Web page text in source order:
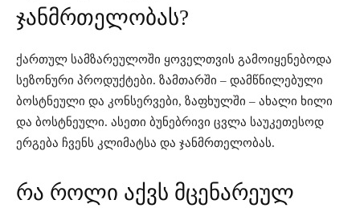
ჯანმრთელობას?
ქართულ სამზარეულოში ყოველთვის გამოიყენებოდა
სეზონური პროდუქტები. ზამთარში – დამწნილებული
ბოსტნეული და კონსერვები, ზაფხულში – ახალი ხილი
და ბოსტნეული. ასეთი ბუნებრივი ცვლა საუკეთესოდ
ერგება ჩვენს კლიმატსა და ჯანმრთელობას.
რა როლი აქვს მცენარეულ